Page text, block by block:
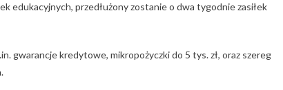
edukacyjnych, przedłużony zostanie o dwa tygodnie zasiłek
gwarancje kredytowe, mikropożyczki do 5 tys. zł, oraz szereg